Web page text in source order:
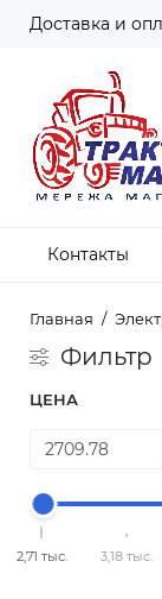
Доставка и
Контакты
Главная
Фильтр
ЦЕНА
2,71 тыс. 3,18 тыс.